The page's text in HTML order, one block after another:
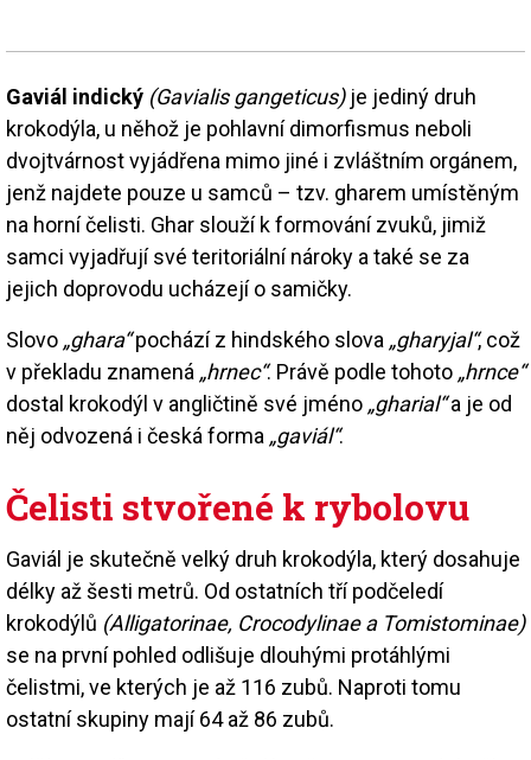
Gaviál indický (Gavialis gangeticus)je jediný druh
krokodýla, u něhož je pohlavní dimorfismus neboli
dvojtvárnost vyjádřena mimo jiné i zvláštním orgánem,
jenž najdete pouze u samců – tzv. gharem umístěným
na horní čelisti. Ghar slouží k formování zvuků, jimiž
samci vyjadřují své teritoriální nároky a také se za
jejich doprovodu ucházejí o samičky.
Slovo „ghara“pochází z hindského slova „gharyjal“, což
v překladu znamená „hrnec“. Právě podle tohoto „hrnce“
dostal krokodýl v angličtině své jméno „gharial“a je od
něj odvozená i česká forma „gaviál“.
Čelisti stvořené k rybolovu
Gaviál je skutečně velký druh krokodýla, který dosahuje
délky až šesti metrů. Od ostatních tří podčeledí
krokodýlů (Alligatorinae, Crocodylinae a Tomistominae)
se na první pohled odlišuje dlouhými protáhlými
čelistmi, ve kterých je až 116 zubů. Naproti tomu
ostatní skupiny mají 64 až 86 zubů.